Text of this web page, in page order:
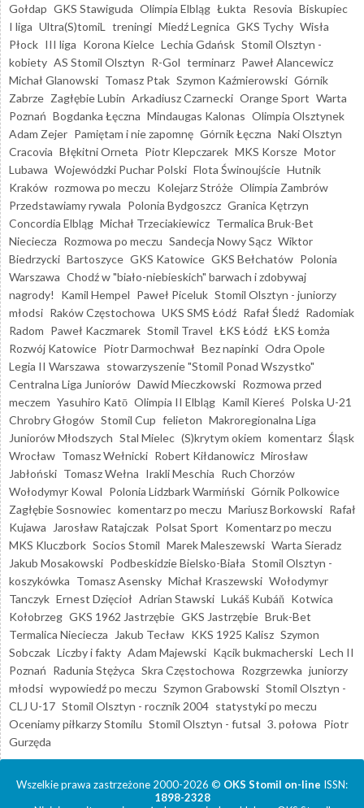
Gołdap GKS Stawiguda Olimpia Elbląg Łukta Resovia Biskupiec
I liga Ultra(S)tomiL treningi Miedź Legnica GKS Tychy Wisła
Płock III liga Korona Kielce Lechia Gdańsk Stomil Olsztyn -
kobiety AS Stomil Olsztyn R-Gol terminarz Paweł Alancewicz
Michał Glanowski Tomasz Ptak Szymon Kaźmierowski Górnik
Zabrze Zagłębie Lubin Arkadiusz Czarnecki Orange Sport Warta
Poznań Bogdanka Łęczna Mindaugas Kalonas Olimpia Olsztynek
Adam Zejer Pamiętam i nie zapomnę Górnik Łęczna Naki Olsztyn
Cracovia Błękitni Orneta Piotr Klepczarek MKS Korsze Motor
Lubawa Wojewódzki Puchar Polski Flota Świnoujście Hutnik
Kraków rozmowa po meczu Kolejarz Stróże Olimpia Zambrów
Przedstawiamy rywala Polonia Bydgoszcz Granica Kętrzyn
Concordia Elbląg Michał Trzeciakiewicz Termalica Bruk-Bet
Nieciecza Rozmowa po meczu Sandecja Nowy Sącz Wiktor
Biedrzycki Bartoszyce GKS Katowice GKS Bełchatów Polonia
Warszawa Chodź w "biało-niebieskich" barwach i zdobywaj
nagrody!
Kamil Hempel Paweł Piceluk Stomil Olsztyn - juniorzy
młodsi Raków Częstochowa UKS SMS Łódź Rafał Śledź Radomiak
Radom Paweł Kaczmarek Stomil Travel ŁKS Łódź ŁKS Łomża
Rozwój Katowice Piotr Darmochwał Bez napinki Odra Opole
Legia II Warszawa stowarzyszenie "Stomil Ponad Wszystko"
Centralna Liga Juniorów Dawid Mieczkowski Rozmowa przed
meczem Yasuhiro Katō Olimpia II Elbląg Kamil Kiereś Polska U-21
Chrobry Głogów Stomil Cup felieton Makroregionalna Liga
Juniorów Młodszych Stal Mielec (S)krytym okiem komentarz Śląsk
Wrocław Tomasz Wełnicki Robert Kiłdanowicz Mirosław
Jabłoński Tomasz Wełna Irakli Meschia Ruch Chorzów
Wołodymyr Kowal Polonia Lidzbark Warmiński Górnik Polkowice
Zagłębie Sosnowiec komentarz po meczu Mariusz Borkowski Rafał
Kujawa
Jarosław Ratajczak Polsat Sport Komentarz po meczu
MKS Kluczbork Socios Stomil Marek Maleszewski Warta Sieradz
Jakub Mosakowski Podbeskidzie Bielsko-Biała Stomil Olsztyn -
koszykówka Tomasz Asensky Michał Kraszewski Wołodymyr
Tanczyk Ernest Dzięcioł Adrian Stawski Lukáš Kubáň Kotwica
Kołobrzeg GKS 1962 Jastrzębie GKS Jastrzębie Bruk-Bet
Termalica Nieciecza
Jakub Tecław KKS 1925 Kalisz Szymon
Sobczak Liczby i fakty Adam Majewski Kącik bukmacherski Lech II
Poznań Radunia Stężyca Skra Częstochowa Rozgrzewka juniorzy
młodsi wypowiedź po meczu Szymon Grabowski Stomil Olsztyn -
CLJ U-17 Stomil Olsztyn - rocznik 2004 statystyki po meczu
Oceniamy piłkarzy Stomilu Stomil Olsztyn - futsal 3. połowa Piotr
Gurzęda
Wszelkie prawa zastrzeżone 2000-2026 © OKS Stomil on-line ISSN:
1898-2328